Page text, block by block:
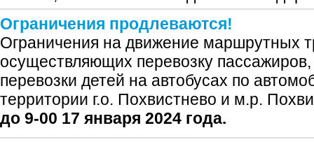
Ограничения продлеваются!
Ограничения на движение маршрутных
осуществляющих перевозку
перевозки детей на автобусах по
территории г.о. Похвистнево и м.р.
до 9-00 17 января 2024 года.